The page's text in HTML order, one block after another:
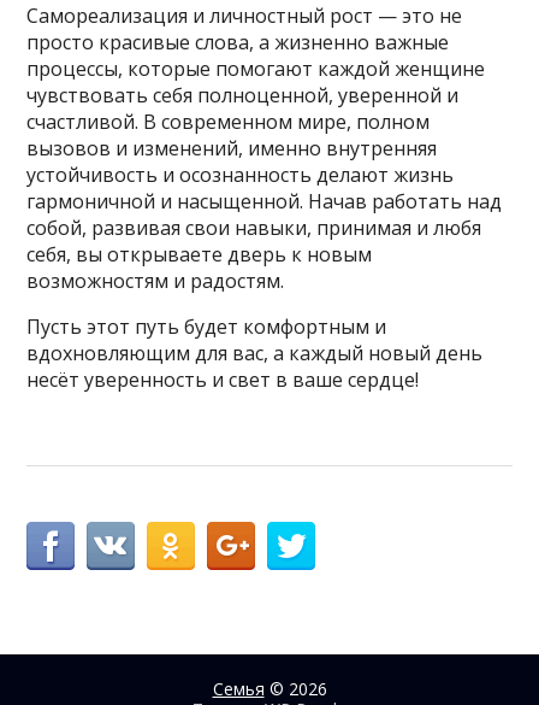
Самореализация и личностный рост — это не
просто красивые слова, а жизненно важные
процессы, которые помогают каждой женщине
чувствовать себя полноценной, уверенной и
счастливой. В современном мире, полном
вызовов и изменений, именно внутренняя
устойчивость и осознанность делают жизнь
гармоничной и насыщенной. Начав работать над
собой, развивая свои навыки, принимая и любя
себя, вы открываете дверь к новым
возможностям и радостям.
Пусть этот путь будет комфортным и
вдохновляющим для вас, а каждый новый день
несёт уверенность и свет в ваше сердце!
Семья © 2026